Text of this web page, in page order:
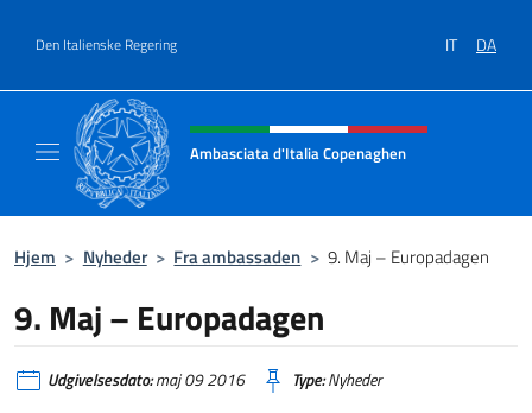
Den Italienske Regering IT DA
Hjemmesidehoved, sociale
Ambasciata d'Italia Copenaghen
Hjem > Nyheder > Fra ambassaden > 9. Maj – Europadagen
9. Maj – Europadagen
Udgivelsesdato:maj 09 2016 Type:Nyheder